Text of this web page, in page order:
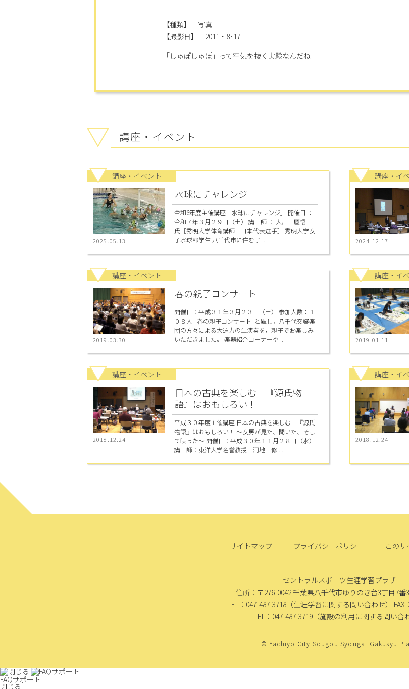
【種類】 写真
【撮影日】 2011・8･17
「しゅぽしゅぽ」って空気を抜く実験なんだね
講座・イベント
講座・イベント
2025.05.13
水球にチャレンジ
令和6年度主催講座「水球にチャレンジ」 開催日 ：
令和７年３月２９日（土） 講 師 ： 大川 慶悟
氏［秀明大学体育講師 日本代表選手］ 秀明大学女
子水球部学生 八千代市に住む子 ...
講座・イ
2024.12.17
講座・イベント
2019.03.30
春の親子コンサート
開催日：平成３１年３月２３日（土） 参加人数：１
０８人 ｢春の親子コンサート｣と題し，八千代交響楽
団の方々による大迫力の生演奏を，親子でお楽しみ
いただきました。 楽器紹介コーナーや ...
講座・イ
2019.01.11
講座・イベント
2018.12.24
日本の古典を楽しむ 『源氏物
語』はおもしろい！
平成３０年度主催講座 日本の古典を楽しむ 『源氏
物語』はおもしろい！ ～女房が見た、聞いた、そし
て喋った～ 開催日：平成３０年１１月２８日（水）
講 師：東洋大学名誉教授 河地 修 ...
講座・イ
2018.12.24
サイトマップ プライバシーポリシー このサ
セントラルスポーツ生涯学習プラザ
住所：〒276-0042千葉県八千代市ゆりのき台3丁目7番
TEL：047-487-3718（生涯学習に関する問い合わせ） FAX
TEL：047-487-3719 （施設の利用に関する問い合
© Yachiyo City Sougou Syougai Gakusyu
FAQサポート
閉じる